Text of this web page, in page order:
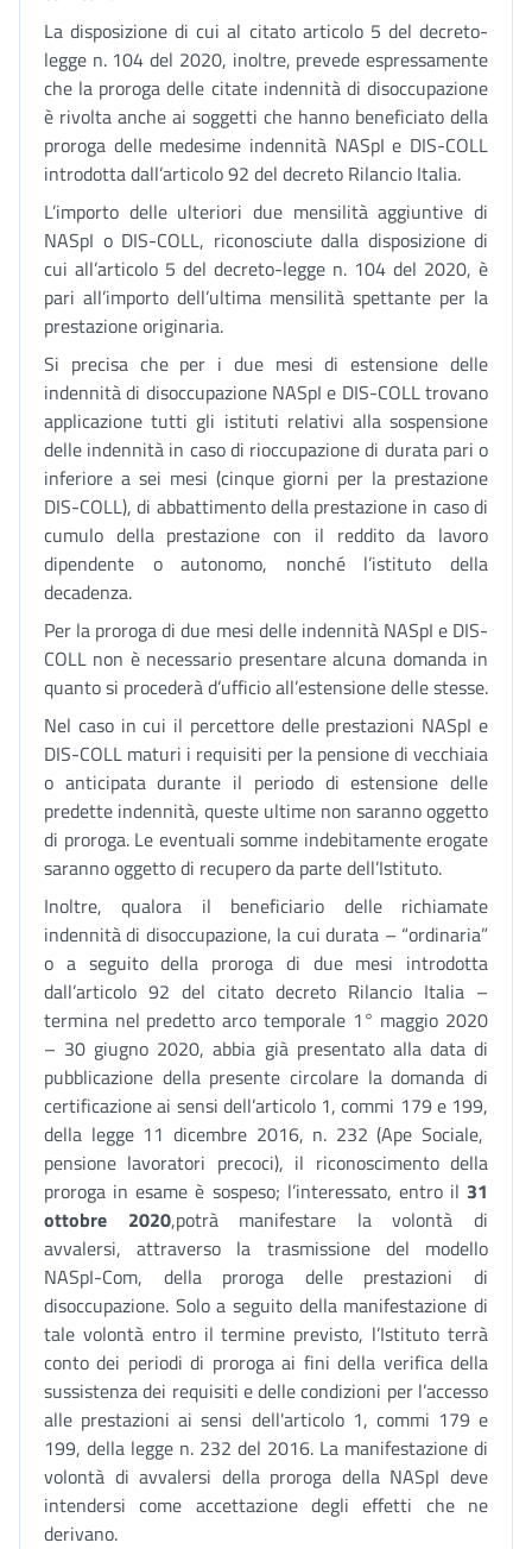
La disposizione di cui al citato articolo 5 del decreto-
legge n. 104 del 2020, inoltre, prevede espressamente
che la proroga delle citate indennità di disoccupazione
è rivolta anche ai soggetti che hanno beneficiato della
proroga delle medesime indennità NASpI e DIS-COLL
introdotta dall’articolo 92 del decreto Rilancio Italia.
L’importo delle ulteriori due mensilità aggiuntive di
NASpI o DIS-COLL, riconosciute dalla disposizione di
cui all’articolo 5 del decreto-legge n. 104 del 2020, è
pari all’importo dell’ultima mensilità spettante per la
prestazione originaria.
Si precisa che per i due mesi di estensione delle
indennità di disoccupazione NASpI e DIS-COLL trovano
applicazione tutti gli istituti relativi alla sospensione
delle indennità in caso di rioccupazione di durata pari o
inferiore a sei mesi (cinque giorni per la prestazione
DIS-COLL), di abbattimento della prestazione in caso di
cumulo della prestazione con il reddito da lavoro
dipendente o autonomo, nonché l’istituto della
decadenza.
Per la proroga di due mesi delle indennità NASpI e DIS-
COLL non è necessario presentare alcuna domanda in
quanto si procederà d’ufficio all’estensione delle stesse.
Nel caso in cui il percettore delle prestazioni NASpI e
DIS-COLL maturi i requisiti per la pensione di vecchiaia
o anticipata durante il periodo di estensione delle
predette indennità, queste ultime non saranno oggetto
di proroga. Le eventuali somme indebitamente erogate
saranno oggetto di recupero da parte dell’Istituto.
Inoltre, qualora il beneficiario delle richiamate
indennità di disoccupazione, la cui durata – “ordinaria”
o a seguito della proroga di due mesi introdotta
dall’articolo 92 del citato decreto Rilancio Italia –
termina nel predetto arco temporale 1° maggio 2020
– 30 giugno 2020, abbia già presentato alla data di
pubblicazione della presente circolare la domanda di
certificazione ai sensi dell’articolo 1, commi 179 e 199,
della legge 11 dicembre 2016, n. 232 (Ape Sociale,
pensione lavoratori precoci), il riconoscimento della
proroga in esame è sospeso; l’interessato, entro il 31
ottobre 2020,potrà manifestare la volontà di
avvalersi, attraverso la trasmissione del modello
NASpI-Com, della proroga delle prestazioni di
disoccupazione. Solo a seguito della manifestazione di
tale volontà entro il termine previsto, l’Istituto terrà
conto dei periodi di proroga ai fini della verifica della
sussistenza dei requisiti e delle condizioni per l’accesso
alle prestazioni ai sensi dell'articolo 1, commi 179 e
199, della legge n. 232 del 2016. La manifestazione di
volontà di avvalersi della proroga della NASpI deve
intendersi come accettazione degli effetti che ne
derivano.